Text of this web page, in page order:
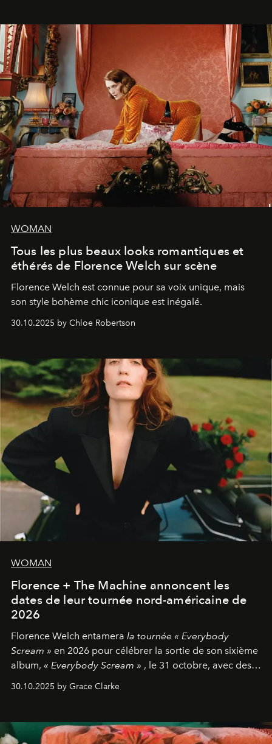
WOMAN
Tous les plus beaux looks romantiques et
éthérés de Florence Welch sur scène
Florence Welch est connue pour sa voix unique, mais
son style bohème chic iconique est inégalé.
30.10.2025 by Chloe Robertson
WOMAN
Florence + The Machine annoncent les
dates de leur tournée nord-américaine de
2026
Florence Welch entamera la tournée « Everybody
Scream » en 2026 pour célébrer la sortie de son sixième
album, « Everybody Scream » , le 31 octobre, avec des
dates nord-américaines débutant en avril prochain.
30.10.2025 by Grace Clarke